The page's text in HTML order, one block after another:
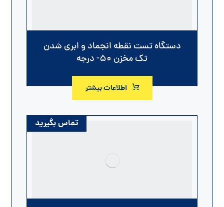
دستگاه تست نقطه انجماد و ابری شدن
تک مخزن ۵۰- درجه
اطلاعات بیشتر
تماس بگیرید